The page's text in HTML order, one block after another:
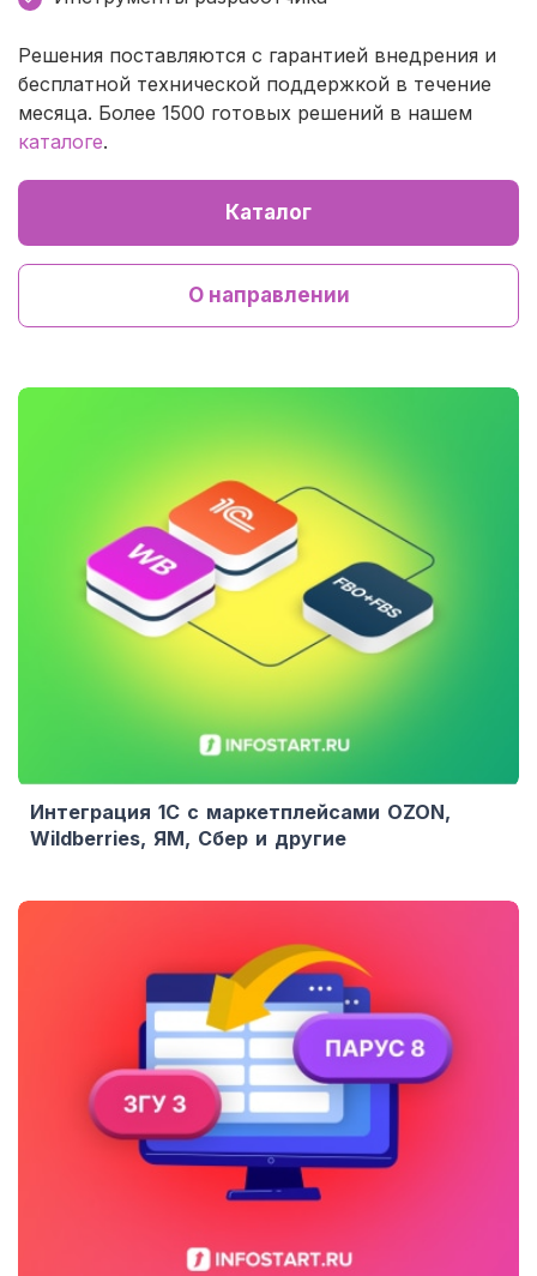
Интеграция 1С с маркетплейсами OZON,
Wildberries, ЯМ, Сбер и другие
Решения поставляются с гарантией внедрения и
бесплатной технической поддержкой в течение
месяца. Более 1500 готовых решений в нашем
каталоге.
Каталог
О направлении